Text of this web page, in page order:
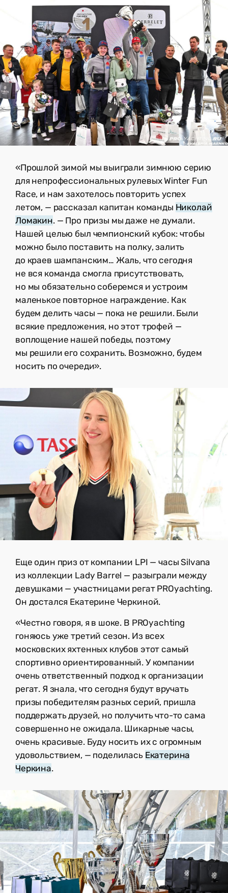
«Прошлой зимой мы выиграли зимнюю серию
для непрофессиональных рулевых Winter Fun
Race, и нам захотелось повторить успех
летом, — рассказал капитан команды Николай
Ломакин. — Про призы мы даже не думали.
Нашей целью был чемпионский кубок: чтобы
можно было поставить на полку, залить
до краев шампанским… Жаль, что сегодня
не вся команда смогла присутствовать,
но мы обязательно соберемся и устроим
маленькое повторное награждение. Как
будем делить часы — пока не решили. Были
всякие предложения, но этот трофей —
воплощение нашей победы, поэтому
мы решили его сохранить. Возможно, будем
носить по очереди».
Еще один приз от компании LPI — часы Silvana
из коллекции Lady Barrel — разыграли между
девушками — участницами регат PROyachting.
Он достался Екатерине Черкиной.
«Честно говоря, я в шоке. В PROyachting
гоняюсь уже третий сезон. Из всех
московских яхтенных клубов этот самый
спортивно ориентированный. У компании
очень ответственный подход к организации
регат. Я знала, что сегодня будут вручать
призы победителям разных серий, пришла
поддержать друзей, но получить что-то сама
совершенно не ожидала. Шикарные часы,
очень красивые. Буду носить их с огромным
удовольствием, — поделилась Екатерина
Черкина.